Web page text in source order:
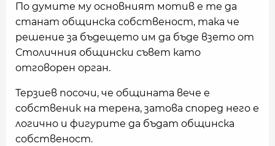
По думите му основният мотив е те да
станат общинска собственост, така че
решение за бъдещето им да бъде взето от
Столичния общински съвет като
отговорен орган.
Терзиев посочи, че общината вече е
собственик на терена, затова според него е
логично и фигурите да бъдат общинска
собственост.